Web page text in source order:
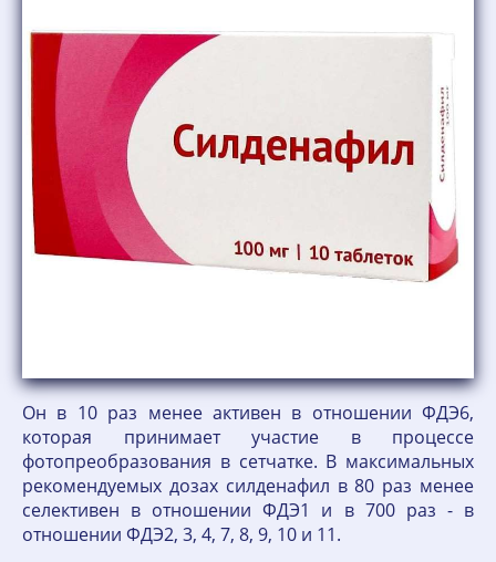
Он в 10 раз менее активен в отношении ФДЭ6,
которая принимает участие в процессе
фотопреобразования в сетчатке. В максимальных
рекомендуемых дозах силденафил в 80 раз менее
селективен в отношении ФДЭ1 и в 700 раз - в
отношении ФДЭ2, 3, 4, 7, 8, 9, 10 и 11.